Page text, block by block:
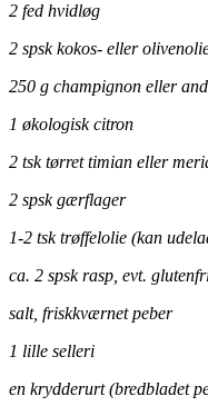
2 fed hvidløg
2 spsk kokos- eller
250 g champignon eller
1 økologisk citron
2 tsk tørret timian eller
2 spsk gærflager
1-2 tsk trøffelolie (kan
ca. 2 spsk rasp, evt.
salt, friskkværnet peber
1 lille selleri
en krydderurt (bredbladet